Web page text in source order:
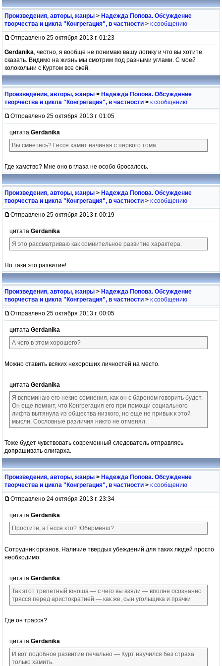
Произведения, авторы, жанры > Надежда Попова. Обсуждение
творчества и цикла "Конгрегация", в частности > к сообщению
Отправлено 25 октября 2013 г. 01:23
Gerdanika, честно, я вообще не понимаю вашу логику и что вы хотите
сказать. Видимо на жизнь мы смотрим под разными углами. С моей
колокольни с Куртом все окей.
Произведения, авторы, жанры > Надежда Попова. Обсуждение
творчества и цикла "Конгрегация", в частности > к сообщению
Отправлено 25 октября 2013 г. 01:05
цитата Gerdanika
Вы смеетесь? Гессе хамит начиная с первого тома.
Где хамство? Мне оно в глаза не особо бросалось.
Произведения, авторы, жанры > Надежда Попова. Обсуждение
творчества и цикла "Конгрегация", в частности > к сообщению
Отправлено 25 октября 2013 г. 00:19
цитата Gerdanika
Я это рассматриваю как сомнительное развитие характера.
Но таки это развитие!
Произведения, авторы, жанры > Надежда Попова. Обсуждение
творчества и цикла "Конгрегация", в частности > к сообщению
Отправлено 25 октября 2013 г. 00:05
цитата Gerdanika
А чего в этом хорошего?
Можно ставить всяких нехороших личностей на место.
цитата Gerdanika
Я вспоминаю его некие сомнения, как он с бароном говорить будет.
Он еще помнит, что Конгрегация его при помощи социального
лифта вытянула из общества низкого, но еще не привык к этой
мысли. Сословные различия никто не отменял.
Тоже будет чувствовать современный следователь отправлясь
допрашивать олигарха.
Произведения, авторы, жанры > Надежда Попова. Обсуждение
творчества и цикла "Конгрегация", в частности > к сообщению
Отправлено 24 октября 2013 г. 23:34
цитата Gerdanika
Простите, а Гессе кто? Юберменш?
Сотрудник органов. Наличие твердых убеждений для таких людей просто
необходимо.
цитата Gerdanika
Так этот трепетный юноша — с чего вы взяли — вполне осознанно
трясся перед аристократией — как же, сын угольщика и прачки
Где он трасся?
цитата Gerdanika
И вот подобное развитие печально — Курт научился без страха
только хамить.